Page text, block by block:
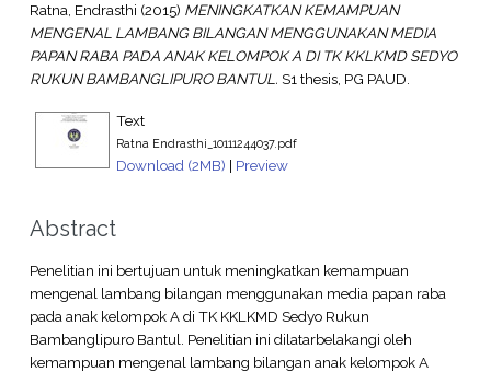
Ratna, Endrasthi (2015) MENINGKATKAN KEMAMPUAN
MENGENAL LAMBANG BILANGAN MENGGUNAKAN MEDIA
PAPAN RABA PADA ANAK KELOMPOK A DI TK KKLKMD SEDYO
RUKUN BAMBANGLIPURO BANTUL. S1 thesis, PG PAUD.
Text
Ratna Endrasthi_10111244037.pdf
Download (2MB) | Preview
Abstract
Penelitian ini bertujuan untuk meningkatkan kemampuan
mengenal lambang bilangan menggunakan media papan raba
pada anak kelompok A di TK KKLKMD Sedyo Rukun
Bambanglipuro Bantul. Penelitian ini dilatarbelakangi oleh
kemampuan mengenal lambang bilangan anak kelompok A